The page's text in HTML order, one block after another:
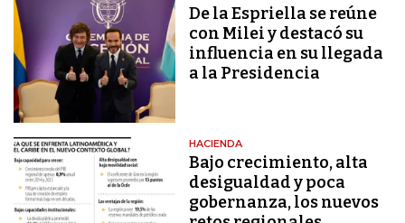
De la Espriella se reúne
con Milei y destacó su
influencia en su llegada
a la Presidencia
HACIENDA
Bajo crecimiento, alta
desigualdad y poca
gobernanza, los nuevos